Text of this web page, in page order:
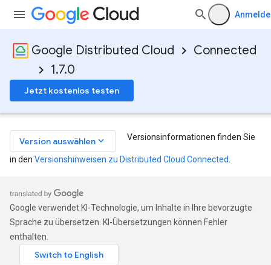
Google Distributed Cloud
Connected
1.7.0
Jetzt kostenlos testen
Version auswählen keyboard_arrow_down Versionsinformationen finden Sie
in den Versionshinweisen zu Distributed Cloud Connected
Google verwendet KI-Technologie, um Inhalte in Ihre bevorzugte
Sprache zu übersetzen. KI-Übersetzungen können Fehler
enthalten.